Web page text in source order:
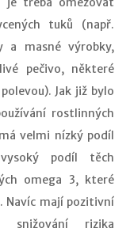
tuků (např.
a masné výrobky,
pečivo, některé
Jak již bylo
rostlinných
velmi nízký podíl
podíl těch
omega 3, které
Navíc mají pozitivní
rizika